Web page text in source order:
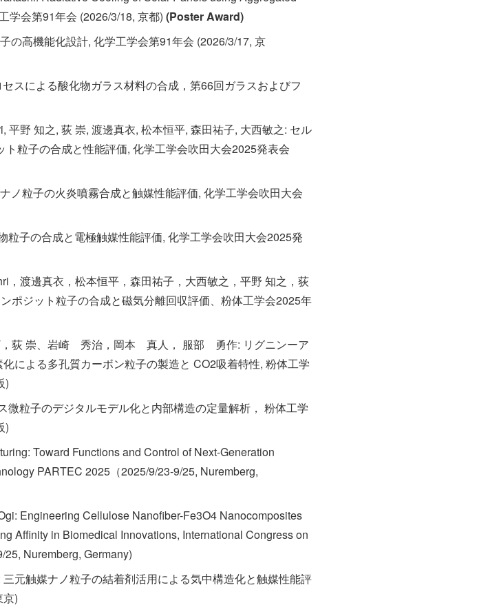
学会第91年会 (2026/3/18, 京都) (Poster Award)
の高機能化設計, 化学工学会第91年会 (2026/3/17, 京
スによる酸化物ガラス材料の合成，第66回ガラスおよびフ
野 知之, 荻 崇, 渡邊真衣, 松本恒平, 森田祐子, 大西敏之: セル
粒子の合成と性能評価, 化学工学会吹田大会2025発表会
ノ粒子の火炎噴霧合成と触媒性能評価, 化学工学会吹田大会
粒子の合成と電極触媒性能評価, 化学工学会吹田大会2025発
渡邊真衣，松本恒平，森田祐子，大西敏之，平野 知之，荻
ポジット粒子の合成と磁気分離回収評価、粉体工学会2025年
荻 崇、岩崎 秀治，岡本 真人， 服部 勇作: リグニンーア
による多孔質カーボン粒子の製造と CO2吸着特性, 粉体工学
)
微粒子のデジタルモデル化と内部構造の定量解析， 粉体工学
)
Toward Functions and Control of Next-Generation
PARTEC 2025（2025/9/23-9/25, Nuremberg,
Engineering Cellulose Nanofiber-Fe3O4 Nanocomposites
Affinity in Biomedical Innovations, International Congress on
Nuremberg, Germany)
元触媒ナノ粒子の結着剤活用による気中構造化と触媒性能評
)